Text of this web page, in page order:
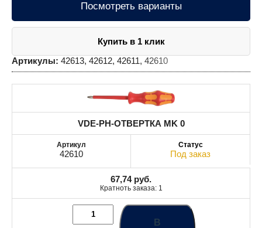
Посмотреть варианты
Купить в 1 клик
Артикулы: 42613, 42612, 42611, 42610
VDE-PH-ОТВЕРТКА MK 0
42610 Под заказ
67,74 руб.
Кратноть заказа: 1
В